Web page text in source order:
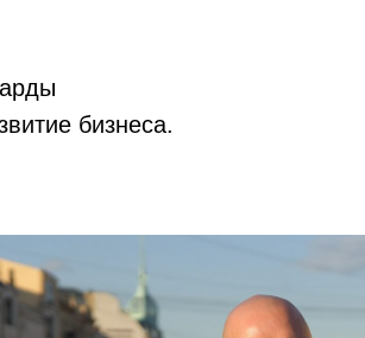
бизнеса.